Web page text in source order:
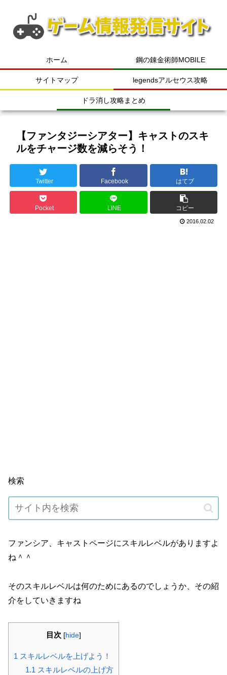
ホーム 鋼の錬金術師MOBILE
サイトマップ legendsアルセウス攻略
ドラ消し攻略まとめ
【ファンタジーシアター】キャストのスキ
ルをチャージ数を減らそう！
Twitter Facebook はてブ
Pocket LINE コピー
2016.02.02
検索
ファンシア、キャストページにスキルレベルがありますよ
ね＾＾
そのスキルレベルは何のためにあるのでしょうか、その紹
介をしていきますね
目次 [hide]
1 スキルレベルを上げよう！
1.1 スキルレベルの上げ方